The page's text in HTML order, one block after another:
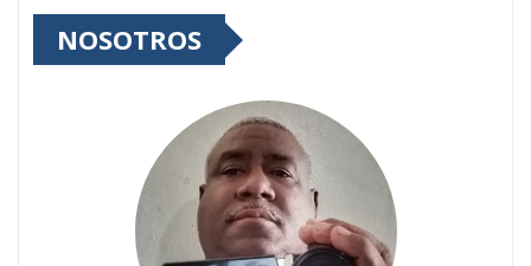
NOSOTROS